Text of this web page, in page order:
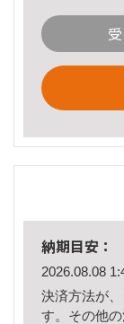
納期目安：
2026.08.08
決済方法が
す。その他